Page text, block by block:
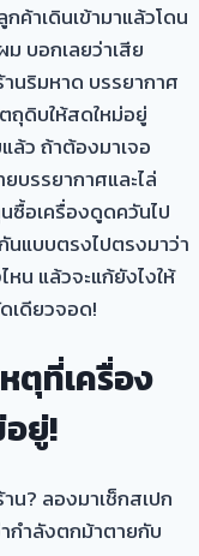
ค้าเดินเข้ามาแล้วโดน
บอกเลยว่าเสีย
นริมหาด บรรยากาศ
ถุดิบให้สดใหม่อยู่
ล้ว ถ้าต้องมาเจอ
บรรยากาศและไล่
ซื้อเครื่องดูดควันไป
นแบบตรงไปตรงมาว่า
น แล้วจะแก้ยังไงให้
เดียวจอด!
ตุที่เครื่อง
อยู่!
น? ลองมาเช็กสเปก
กำลังตกม้าตายกับ